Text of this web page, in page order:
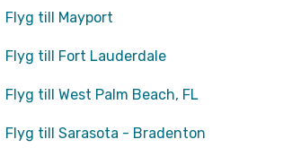
Flyg till Mayport
Flyg till Fort Lauderdale
Flyg till West Palm Beach, FL
Flyg till Sarasota - Bradenton